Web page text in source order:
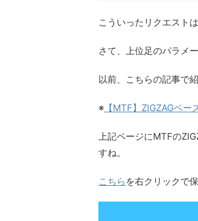
こういったリクエスト
さて、上位足のパラメ
以前、こちらの記事で
※ 【MTF】ZIGZAGベ
上記ページにMTFの
すね。
こちら を右クリックで